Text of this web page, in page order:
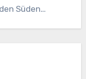
Süden…